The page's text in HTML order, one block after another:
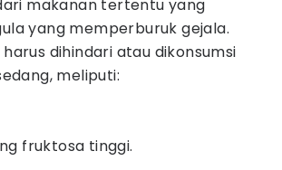
makanan tertentu yang
yang memperburuk gejala.
dihindari atau dikonsumsi
meliputi:
fruktosa tinggi.